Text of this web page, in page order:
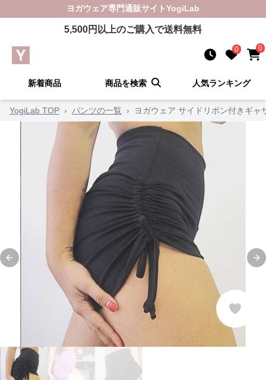
ヨガウェア専門通販サイトYogiLab
5,500円以上のご購入で送料無料
0 0
新着商品 商品を検索 人気ランキング
YogiLab TOP › パンツの一覧 › ヨガウェア サイドリボン付きギャ
Previous slide